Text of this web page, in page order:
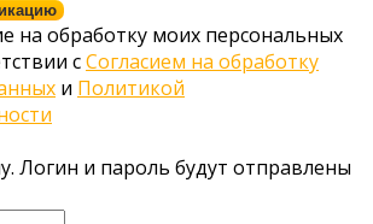
на обработку моих персональных
сСогласием на обработку
и Политикой
Логин и пароль будут отправлены